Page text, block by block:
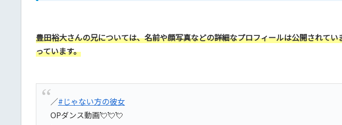
豊田裕大さんの兄については、名前や顔写真などの詳細なプロフィールは公開されて
っています。
／#じゃない方の彼女
OPダンス動画💘💘💘